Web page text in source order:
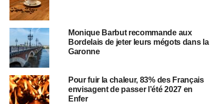
Monique Barbut recommande aux
Bordelais de jeter leurs mégots dans la
Garonne
Pour fuir la chaleur, 83% des Français
envisagent de passer l’été 2027 en
Enfer